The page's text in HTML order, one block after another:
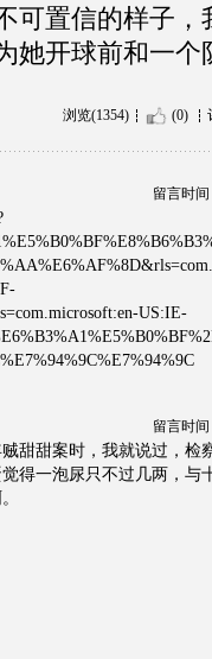
可置信的样子，
她开球前和一个
浏览(1354) (0)
留言时间
US:IE-
留言时间
甜甜案时，我就说过，检
得一泡尿只不过几两，与